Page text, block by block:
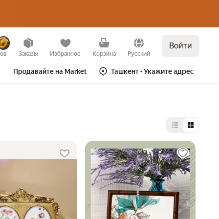
Заказы Избранное Корзина Русский
Войти
Продавайте на Market Ташкент• Укажите адрес
Выбор типа